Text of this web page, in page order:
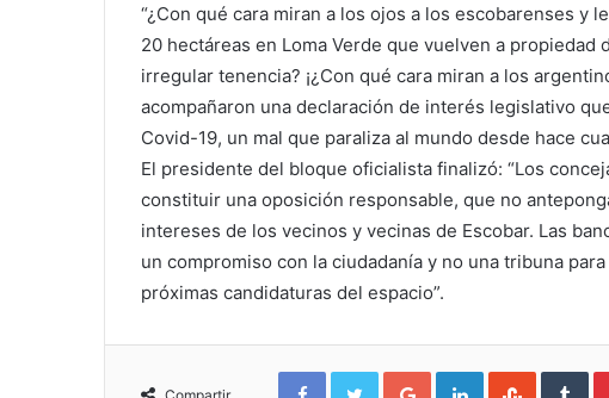
“¿Con qué cara miran a los ojos a los escobarenses y
20 hectáreas en Loma Verde que vuelven a propiedad
irregular tenencia? ¡¿Con qué cara miran a los
acompañaron una declaración de interés legislativo
Covid-19, un mal que paraliza al mundo desde hace
El presidente del bloque oficialista finalizó: “Los
constituir una oposición responsable, que no
intereses de los vecinos y vecinas de Escobar. Las
un compromiso con la ciudadanía y no una tribuna
próximas candidaturas del espacio”.
FacebookTwitterGoogle+LinkedIn